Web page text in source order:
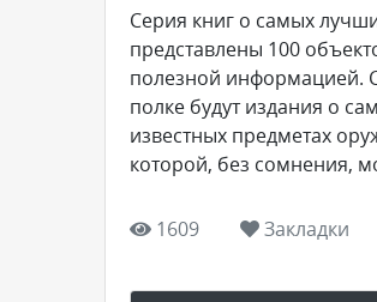
Серия книг о самых
представлены 100
полезной информацией.
полке будут издания о
известных предметах
которой, без сомнения,
1609 Закладки